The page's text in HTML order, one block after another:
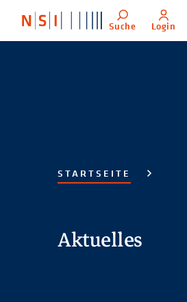
Suche Login
STARTSEITE
Aktuelles